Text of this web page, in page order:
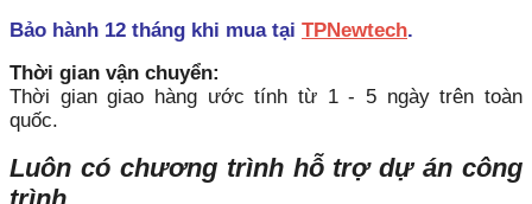
Bảo hành 12 tháng khi mua tại TPNewtech.
Thời gian vận chuyển:
Thời gian giao hàng ước tính từ 1 - 5 ngày trên toàn
quốc.
Luôn có chương trình hỗ trợ dự án công